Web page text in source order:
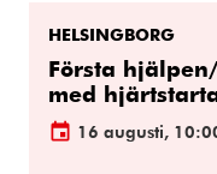
HELSINGBORG
Första
med
16 augusti,